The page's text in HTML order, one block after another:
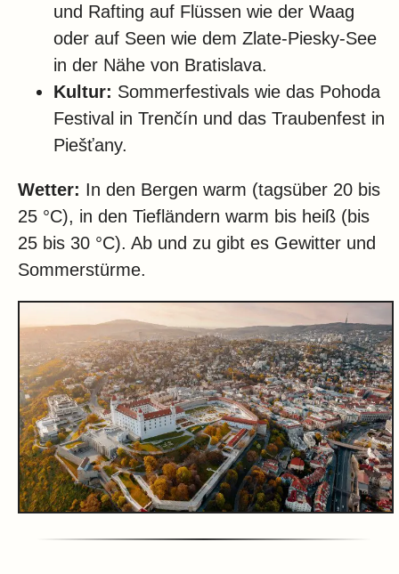
und Rafting auf Flüssen wie der Waag
oder auf Seen wie dem Zlate-Piesky-See
in der Nähe von Bratislava.
Kultur: Sommerfestivals wie das Pohoda
Festival in Trenčín und das Traubenfest in
Piešťany.
Wetter: In den Bergen warm (tagsüber 20 bis
25 °C), in den Tiefländern warm bis heiß (bis
25 bis 30 °C). Ab und zu gibt es Gewitter und
Sommerstürme.